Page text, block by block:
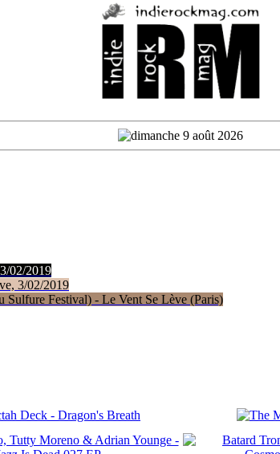
02/2019
3/02/2019
Festival) - Le Vent Se Lève (Paris)